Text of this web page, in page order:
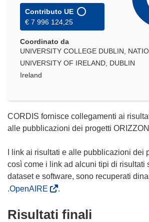
Contributo UE
€ 7 996 124,25
Coordinato da
UNIVERSITY COLLEGE DUBLIN,
UNIVERSITY OF IRELAND, DUBLIN
Ireland
CORDIS fornisce collegamenti ai
alle pubblicazioni dei progetti
I link ai risultati e alle pubblicazioni dei
così come i link ad alcuni tipi di risultati
dataset e software, sono recuperati
.OpenAIRE
.
Risultati finali